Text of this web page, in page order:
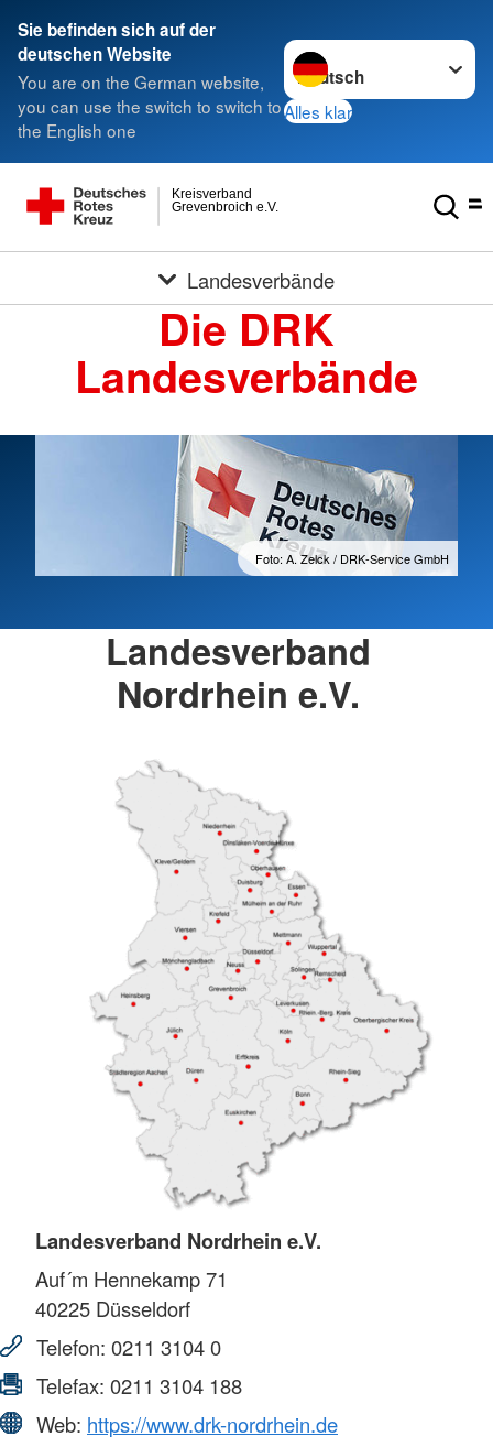
Sie befinden sich auf der
deutschen Website
You are on the German website,
you can use the switch to switch to
the English one
Sprache wechseln zu
Alles klar
Grevenbroich e.V.
Kreisverband
Landesverbände
Die DRK
Landesverbände
Foto: A. Zelck / DRK-Service GmbH
Landesverband
Nordrhein e.V.
Landesverband Nordrhein e.V.
Auf´m Hennekamp 71
40225 Düsseldorf
Telefon: 0211 3104 0
Telefax: 0211 3104 188
Web: https://www.drk-nordrhein.de